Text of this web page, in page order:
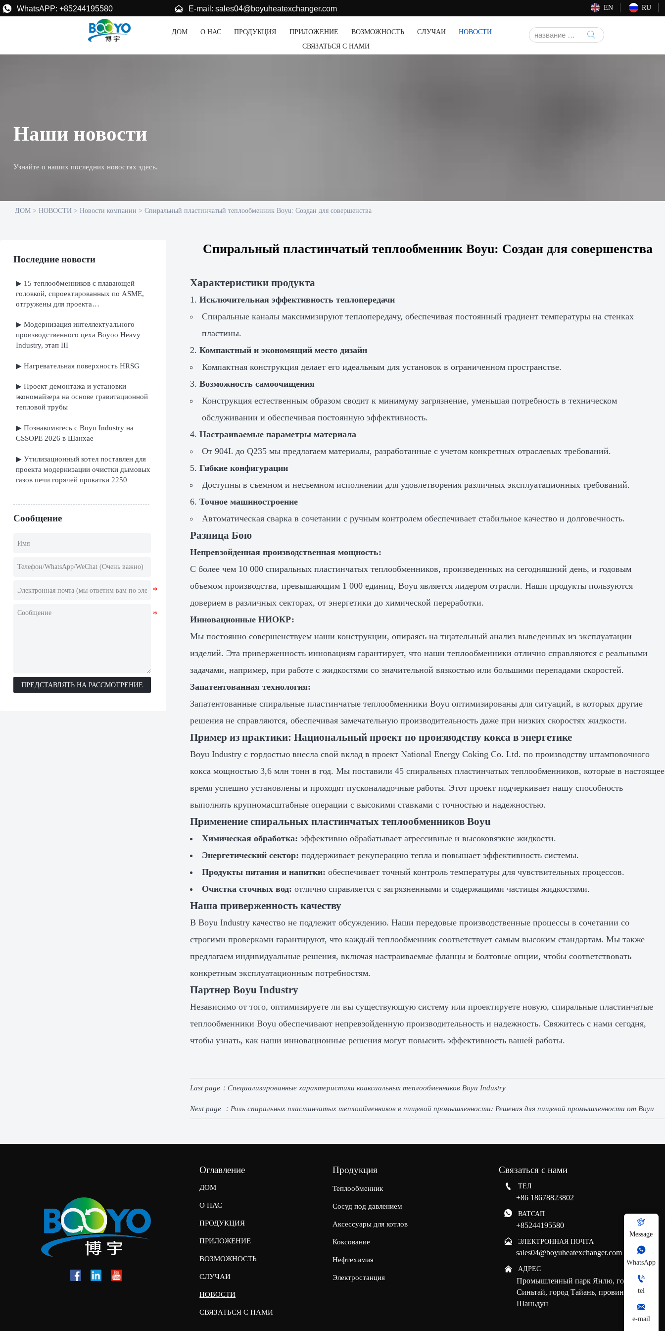
 WhatsAPP: +85244195580  E-mail: sales04@boyuheatexchanger.com EN RU
ДОМ О НАС ПРОДУКЦИЯ ПРИЛОЖЕНИЕ ВОЗМОЖНОСТЬ СЛУЧАИ
НОВОСТИ
СВЯЗАТЬСЯ С НАМИ

Наши новости
Узнайте о наших последних новостях здесь.
ДОМ > НОВОСТИ > Новости компании > Спиральный пластинчатый теплообменник Boyu: Создан для совершенства
Последние новости
▶ 15 теплообменников с плавающей
головкой, спроектированных по ASME,
отгружены для проекта
Ираке
▶ Модернизация интеллектуального
производственного цеха Boyoo Heavy
Industry, этап III
▶ Нагревательная поверхность HRSG
▶ Проект демонтажа и установки
экономайзера на основе гравитационной
тепловой трубы
▶ Познакомьтесь с Boyu Industry на
CSSOPE 2026 в Шанхае
▶ Утилизационный котел поставлен для
проекта модернизации очистки дымовых
газов печи горячей прокатки 2250
Сообщение
ПРЕДСТАВЛЯТЬ НА РАССМОТРЕНИЕ
Спиральный пластинчатый теплообменник Boyu: Создан для совершенства
Характеристики продукта
Исключительная эффективность теплопередачи
Спиральные каналы максимизируют теплопередачу, обеспечивая постоянный градиент температуры на стенках
пластины.
Компактный и экономящий место дизайн
Компактная конструкция делает его идеальным для установок в ограниченном пространстве.
Возможность самоочищения
Конструкция естественным образом сводит к минимуму загрязнение, уменьшая потребность в техническом
обслуживании и обеспечивая постоянную эффективность.
Настраиваемые параметры материала
От 904L до Q235 мы предлагаем материалы, разработанные с учетом конкретных отраслевых требований.
Гибкие конфигурации
Доступны в съемном и несъемном исполнении для удовлетворения различных эксплуатационных требований.
Точное машиностроение
Автоматическая сварка в сочетании с ручным контролем обеспечивает стабильное качество и долговечность.
Разница Бою
Непревзойденная производственная мощность:
С более чем 10 000 спиральных пластинчатых теплообменников, произведенных на сегодняшний день, и годовым
объемом производства, превышающим 1 000 единиц, Boyu является лидером отрасли. Наши продукты пользуются
доверием в различных секторах, от энергетики до химической переработки.
Инновационные НИОКР:
Мы постоянно совершенствуем наши конструкции, опираясь на тщательный анализ выведенных из эксплуатации
изделий. Эта приверженность инновациям гарантирует, что наши теплообменники отлично справляются с реальными
задачами, например, при работе с жидкостями со значительной вязкостью или большими перепадами скоростей.
Запатентованная технология:
Запатентованные спиральные пластинчатые теплообменники Boyu оптимизированы для ситуаций, в которых другие
решения не справляются, обеспечивая замечательную производительность даже при низких скоростях жидкости.
Пример из практики: Национальный проект по производству кокса в энергетике
Boyu Industry с гордостью внесла свой вклад в проект National Energy Coking Co. Ltd. по производству штамповочного
кокса мощностью 3,6 млн тонн в год. Мы поставили 45 спиральных пластинчатых теплообменников, которые в настоящее
время успешно установлены и проходят пусконаладочные работы. Этот проект подчеркивает нашу способность
выполнять крупномасштабные операции с высокими ставками с точностью и надежностью.
Применение спиральных пластинчатых теплообменников Boyu
Химическая обработка: эффективно обрабатывает агрессивные и высоковязкие жидкости.
Энергетический сектор: поддерживает рекуперацию тепла и повышает эффективность системы.
Продукты питания и напитки: обеспечивает точный контроль температуры для чувствительных процессов.
Очистка сточных вод: отлично справляется с загрязненными и содержащими частицы жидкостями.
Наша приверженность качеству
В Boyu Industry качество не подлежит обсуждению. Наши передовые производственные процессы в сочетании со
строгими проверками гарантируют, что каждый теплообменник соответствует самым высоким стандартам. Мы также
предлагаем индивидуальные решения, включая настраиваемые фланцы и болтовые опции, чтобы соответствовать
конкретным эксплуатационным потребностям.
Партнер Boyu Industry
Независимо от того, оптимизируете ли вы существующую систему или проектируете новую, спиральные пластинчатые
теплообменники Boyu обеспечивают непревзойденную производительность и надежность. Свяжитесь с нами сегодня,
чтобы узнать, как наши инновационные решения могут повысить эффективность вашей работы.
Last page：Специализированные характеристики коаксиальных теплообменников Boyu Industry
Next page ： Роль спиральных пластинчатых теплообменников в пищевой промышленности: Решения для пищевой промышленности от Boyu
Оглавление
ДОМ
О НАС
ПРОДУКЦИЯ
ПРИЛОЖЕНИЕ
ВОЗМОЖНОСТЬ
СЛУЧАИ
НОВОСТИ
СВЯЗАТЬСЯ С НАМИ
Продукция
Теплообменник
Сосуд под давлением
Аксессуары для котлов
Коксование
Нефтехимия
Электростанция
Связаться с нами
 ТЕЛ
+86 18678823802
 ВАТСАП
+85244195580
 ЭЛЕКТРОННАЯ ПОЧТА
sales04@boyuheatexchanger.com
 АДРЕС
Промышленный парк Янлю, город
Синьтай, город Тайань, провинция
Шаньдун

Message

WhatsApp

tel

e-mail